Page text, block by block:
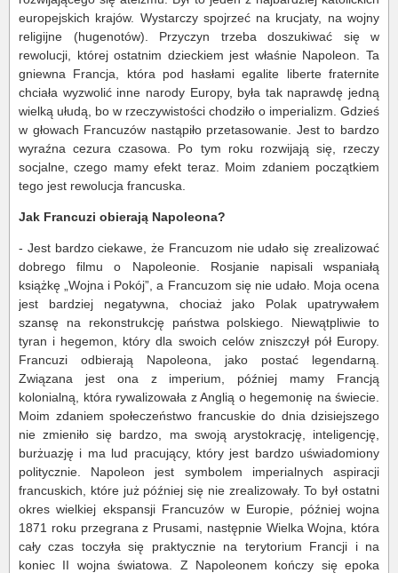
europejskich krajów. Wystarczy spojrzeć na krucjaty, na wojny
religijne (hugenotów). Przyczyn trzeba doszukiwać się w
rewolucji, której ostatnim dzieckiem jest właśnie Napoleon. Ta
gniewna Francja, która pod hasłami egalite liberte fraternite
chciała wyzwolić inne narody Europy, była tak naprawdę jedną
wielką ułudą, bo w rzeczywistości chodziło o imperializm. Gdzieś
w głowach Francuzów nastąpiło przetasowanie. Jest to bardzo
wyraźna cezura czasowa. Po tym roku rozwijają się, rzeczy
socjalne, czego mamy efekt teraz. Moim zdaniem początkiem
tego jest rewolucja francuska.
Jak Francuzi obierają Napoleona?
- Jest bardzo ciekawe, że Francuzom nie udało się zrealizować
dobrego filmu o Napoleonie. Rosjanie napisali wspaniałą
książkę „Wojna i Pokój”, a Francuzom się nie udało. Moja ocena
jest bardziej negatywna, chociaż jako Polak upatrywałem
szansę na rekonstrukcję państwa polskiego. Niewątpliwie to
tyran i hegemon, który dla swoich celów zniszczył pół Europy.
Francuzi odbierają Napoleona, jako postać legendarną.
Związana jest ona z imperium, później mamy Francją
kolonialną, która rywalizowała z Anglią o hegemonię na świecie.
Moim zdaniem społeczeństwo francuskie do dnia dzisiejszego
nie zmieniło się bardzo, ma swoją arystokrację, inteligencję,
burżuazję i ma lud pracujący, który jest bardzo uświadomiony
politycznie. Napoleon jest symbolem imperialnych aspiracji
francuskich, które już później się nie zrealizowały. To był ostatni
okres wielkiej ekspansji Francuzów w Europie, później wojna
1871 roku przegrana z Prusami, następnie Wielka Wojna, która
cały czas toczyła się praktycznie na terytorium Francji i na
koniec II wojna światowa. Z Napoleonem kończy się epoka